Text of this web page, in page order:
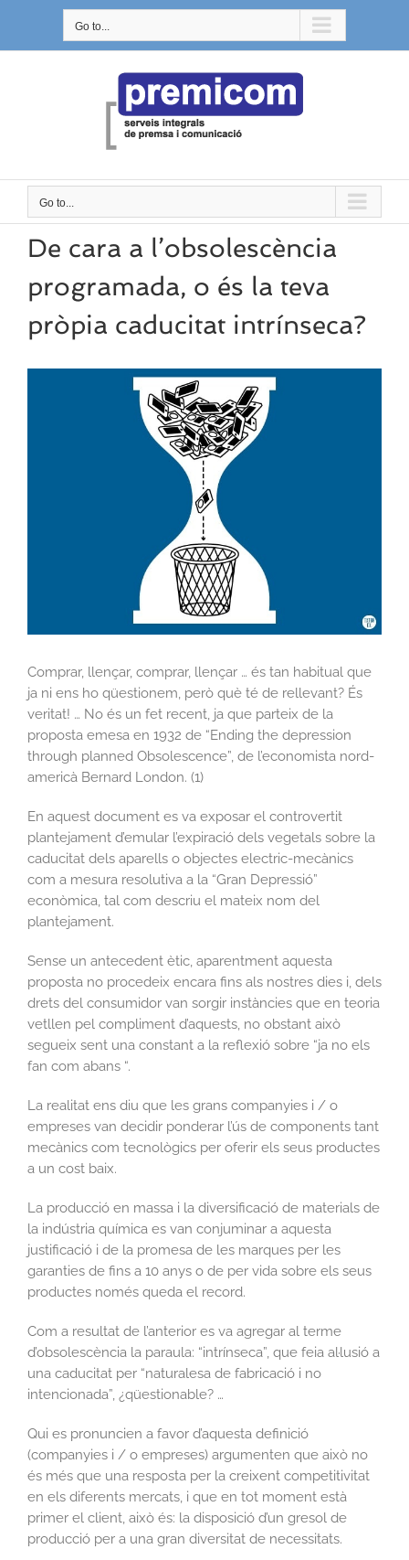
content
Go to...
Go to...
De cara a l’obsolescència
programada, o és la teva
pròpia caducitat intrínseca?
Comprar, llençar, comprar, llençar … és tan habitual que
ja ni ens ho qüestionem, però què té de rellevant? És
veritat! … No és un fet recent, ja que parteix de la
proposta emesa en 1932 de “Ending the depression
through planned Obsolescence”, de l’economista nord-
americà Bernard London. (1)
En aquest document es va exposar el controvertit
plantejament d’emular l’expiració dels vegetals sobre la
caducitat dels aparells o objectes electric-mecànics
com a mesura resolutiva a la “Gran Depressió”
econòmica, tal com descriu el mateix nom del
plantejament.
Sense un antecedent ètic, aparentment aquesta
proposta no procedeix encara fins als nostres dies i, dels
drets del consumidor van sorgir instàncies que en teoria
vetllen pel compliment d’aquests, no obstant això
segueix sent una constant a la reflexió sobre “ja no els
fan com abans “.
La realitat ens diu que les grans companyies i / o
empreses van decidir ponderar l’ús de components tant
mecànics com tecnològics per oferir els seus productes
a un cost baix.
La producció en massa i la diversificació de materials de
la indústria química es van conjuminar a aquesta
justificació i de la promesa de les marques per les
garanties de fins a 10 anys o de per vida sobre els seus
productes només queda el record.
Com a resultat de l’anterior es va agregar al terme
d’obsolescència la paraula: “intrínseca”, que feia al·lusió a
una caducitat per “naturalesa de fabricació i no
intencionada”, ¿qüestionable? …
Qui es pronuncien a favor d’aquesta definició
(companyies i / o empreses) argumenten que això no
és més que una resposta per la creixent competitivitat
en els diferents mercats, i que en tot moment està
primer el client, això és: la disposició d’un gresol de
producció per a una gran diversitat de necessitats.